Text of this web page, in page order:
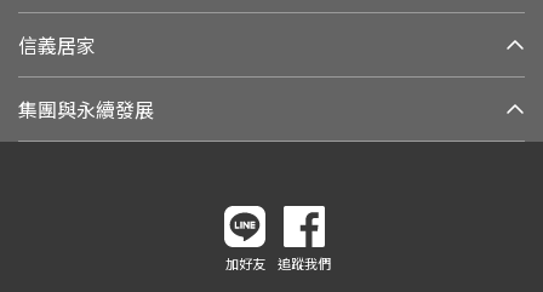
信義居家
集團與永續發展
加好友 追蹤我們